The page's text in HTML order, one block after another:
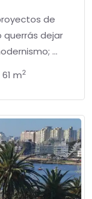
de
querrás dejar
...
61 m2